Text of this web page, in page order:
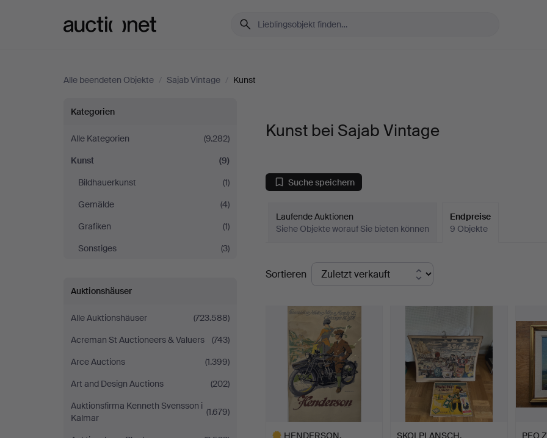
Alle beendeten Objekte / Sajab Vintage / Kunst
Kunst
bei
Sajab
Vintage
Kategorien
Alle Kategorien
(9.282)
Kunst
(9)
Bildhauerkunst
(1)
Gemälde
(4)
Grafiken
(1)
Sonstiges
(3)
Auktionshäuser
Alle Auktionshäuser
(723.588)
Acreman St Auctioneers & Valuers
(743)
Arce Auctions
(1.399)
Art and Design Auctions
(202)
Auktionsfirma Kenneth Svensson i
Kalmar
(1.679)
Kunst bei Sajab Vintage
Suche speichern
Laufende Auktionen
Siehe Objekte worauf Sie bieten können
Endpreise
9 Objekte
Endpreise
Sortieren
HENDERSON,
SKOLPLANSCH,
PEO